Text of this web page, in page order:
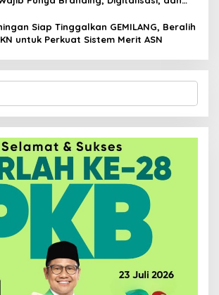
Siap Tinggalkan GEMILANG, Beralih
untuk Perkuat Sistem Merit ASN